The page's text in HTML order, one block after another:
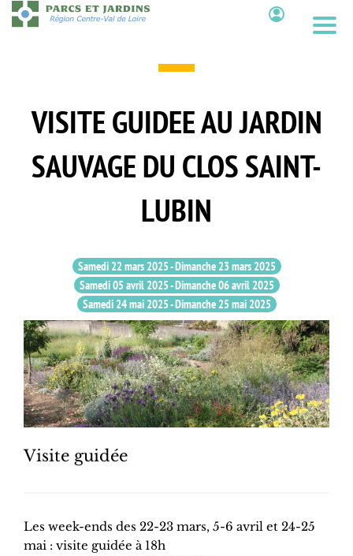
Aller
au
VISITE GUIDEE AU JARDIN
SAUVAGE DU CLOS SAINT-
LUBIN
Samedi 22 mars 2025-Dimanche 23 mars 2025
Samedi 05 avril 2025-Dimanche 06 avril 2025
Samedi 24 mai 2025-Dimanche 25 mai 2025
Visite guidée
Les week-ends des 22-23 mars, 5-6 avril et 24-25
mai : visite guidée à 18h